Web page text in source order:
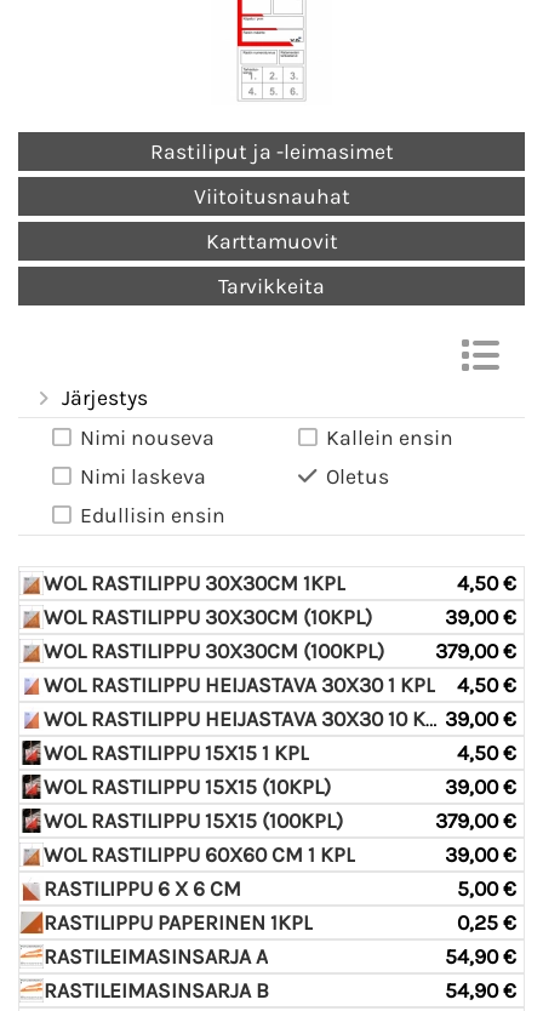
Rastiliput ja -leimasimet
Viitoitusnauhat
Karttamuovit
Tarvikkeita
Järjestys
Nimi nouseva
Nimi laskeva
Edullisin ensin
Kallein ensin
Oletus
WOL RASTILIPPU 30X30CM 1KPL
4,50 €
WOL RASTILIPPU 30X30CM (10KPL)
39,00 €
WOL RASTILIPPU 30X30CM (100KPL)
379,00 €
WOL RASTILIPPU HEIJASTAVA 30X30 1 KPL
4,50 €
WOL RASTILIPPU HEIJASTAVA 30X30 10 KPL 39,00 €
WOL RASTILIPPU 15X15 1 KPL
4,50 €
WOL RASTILIPPU 15X15 (10KPL)
39,00 €
WOL RASTILIPPU 15X15 (100KPL)
379,00 €
WOL RASTILIPPU 60X60 CM 1 KPL
39,00 €
RASTILIPPU 6 X 6 CM
5,00 €
RASTILIPPU PAPERINEN 1KPL
0,25 €
RASTILEIMASINSARJA A
54,90 €
RASTILEIMASINSARJA B
54,90 €